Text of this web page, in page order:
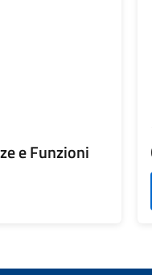
e Funzioni